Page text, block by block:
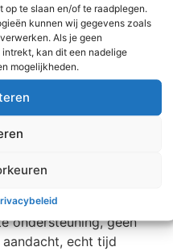
te slaan en/of te raadplegen.
kunnen wij gegevens zoals
Als je geen
kan dit een nadelige
mogelijkheden.
Coach Westland
en whatsapp,
uitdagingen te maken
ons als zeer
om zoveel
hebben voor de
mee werken.
reden. Jij blijft
ondersteuning, geen
echt tijd